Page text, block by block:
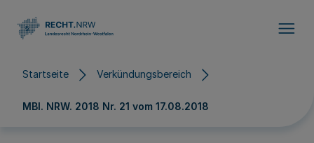
Startseite Verkündungsbereich
MBl. NRW. 2018 Nr. 21 vom 17.08.2018